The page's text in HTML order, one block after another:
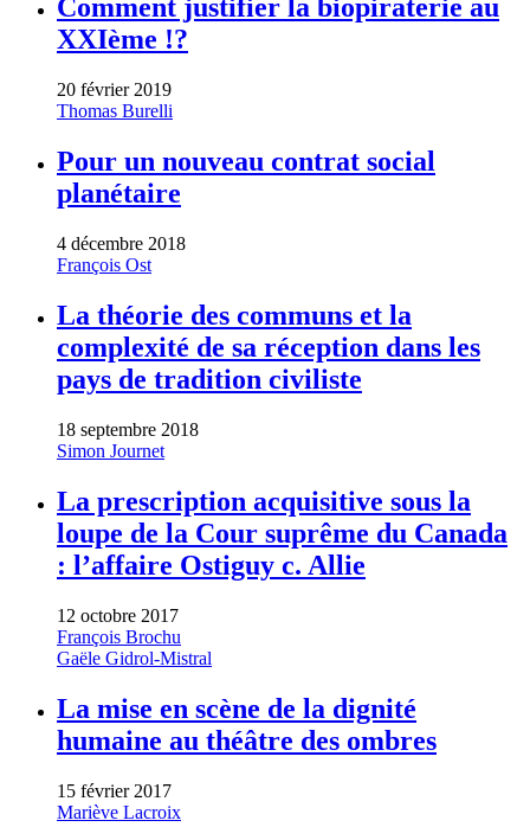
Comment justifier la biopiraterie au
XXIème !?
20 février 2019
Thomas Burelli
Pour un nouveau contrat social
planétaire
4 décembre 2018
François Ost
La théorie des communs et la
complexité de sa réception dans les
pays de tradition civiliste
18 septembre 2018
Simon Journet
La prescription acquisitive sous la
loupe de la Cour suprême du Canada
: l’affaire Ostiguy c. Allie
12 octobre 2017
François Brochu
Gaële Gidrol-Mistral
La mise en scène de la dignité
humaine au théâtre des ombres
15 février 2017
Mariève Lacroix